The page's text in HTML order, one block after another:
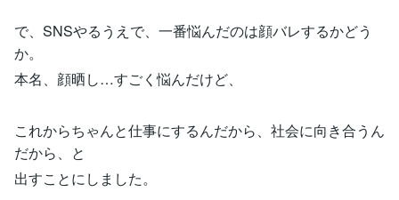
で、SNSやるうえで、一番悩んだのは顔バレするかどう
か。
本名、顔晒し…すごく悩んだけど、
これからちゃんと仕事にするんだから、社会に向き合うん
だから、と
出すことにしました。